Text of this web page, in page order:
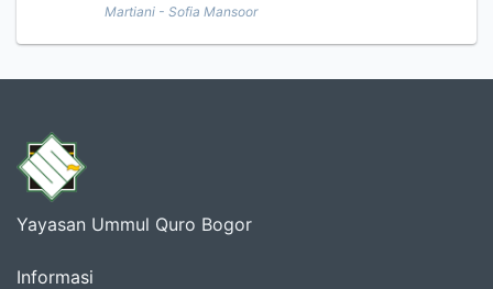
Martiani - Sofia Mansoor
Yayasan Ummul Quro Bogor
Informasi